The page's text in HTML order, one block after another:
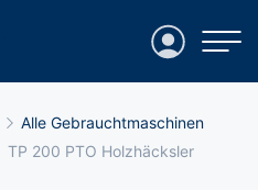
Login
Alle Gebrauchtmaschinen
TP 200 PTO Holzhäcksler